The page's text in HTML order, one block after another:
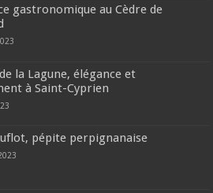
gastronomique au Cèdre de
la Lagune, élégance et
à Saint-Cyprien
pépite perpignanaise